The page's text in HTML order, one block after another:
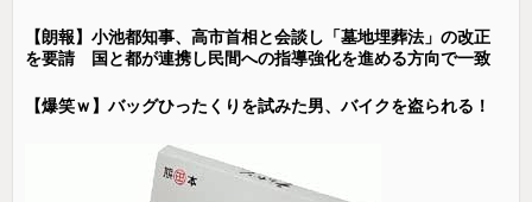
【朗報】小池都知事、高市首相と会談し「墓地埋葬法」の改正
を要請 国と都が連携し民間への指導強化を進める方向で一致
【爆笑ｗ】バッグひったくりを試みた男、バイクを盗られる！